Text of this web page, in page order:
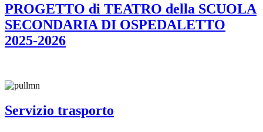
PROGETTO di TEATRO della SCUOLA
SECONDARIA DI OSPEDALETTO
2025-2026
Servizio trasporto